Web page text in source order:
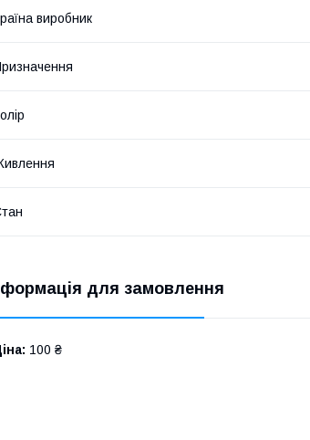
виробник
для замовлення
100 ₴